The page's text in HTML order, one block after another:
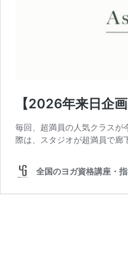
【2026年来日企
毎回、超満員の人気クラスが
際は、スタジオが超満員で
全国のヨガ資格講座・